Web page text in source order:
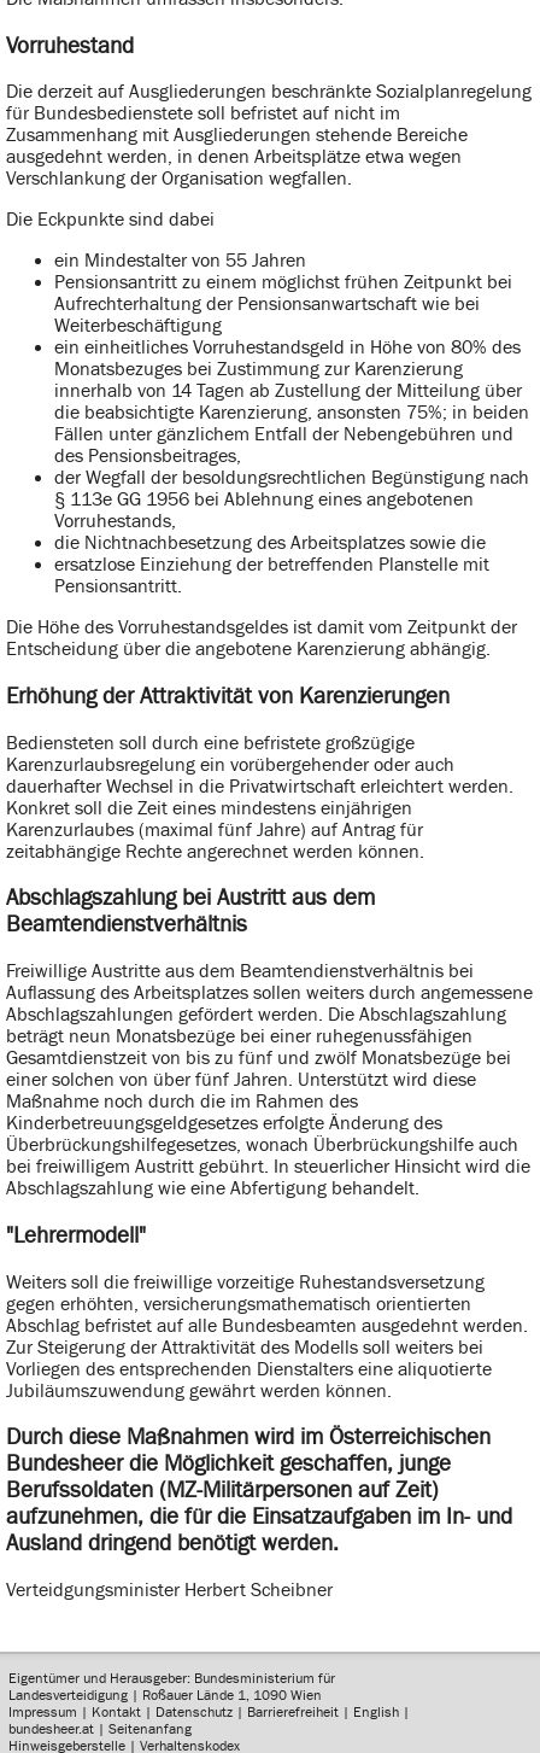
Vorruhestand
Die derzeit auf Ausgliederungen beschränkte Sozialplanregelung
für Bundesbedienstete soll befristet auf nicht im
Zusammenhang mit Ausgliederungen stehende Bereiche
ausgedehnt werden, in denen Arbeitsplätze etwa wegen
Verschlankung der Organisation wegfallen.
Die Eckpunkte sind dabei
ein Mindestalter von 55 Jahren
Pensionsantritt zu einem möglichst frühen Zeitpunkt bei
Aufrechterhaltung der Pensionsanwartschaft wie bei
Weiterbeschäftigung
ein einheitliches Vorruhestandsgeld in Höhe von 80% des
Monatsbezuges bei Zustimmung zur Karenzierung
innerhalb von 14 Tagen ab Zustellung der Mitteilung über
die beabsichtigte Karenzierung, ansonsten 75%; in beiden
Fällen unter gänzlichem Entfall der Nebengebühren und
des Pensionsbeitrages,
der Wegfall der besoldungsrechtlichen Begünstigung nach
§ 113e GG 1956 bei Ablehnung eines angebotenen
Vorruhestands,
die Nichtnachbesetzung des Arbeitsplatzes sowie die
ersatzlose Einziehung der betreffenden Planstelle mit
Pensionsantritt.
Die Höhe des Vorruhestandsgeldes ist damit vom Zeitpunkt der
Entscheidung über die angebotene Karenzierung abhängig.
Erhöhung der Attraktivität von Karenzierungen
Bediensteten soll durch eine befristete großzügige
Karenzurlaubsregelung ein vorübergehender oder auch
dauerhafter Wechsel in die Privatwirtschaft erleichtert werden.
Konkret soll die Zeit eines mindestens einjährigen
Karenzurlaubes (maximal fünf Jahre) auf Antrag für
zeitabhängige Rechte angerechnet werden können.
Abschlagszahlung bei Austritt aus dem
Beamtendienstverhältnis
Freiwillige Austritte aus dem Beamtendienstverhältnis bei
Auflassung des Arbeitsplatzes sollen weiters durch angemessene
Abschlagszahlungen gefördert werden. Die Abschlagszahlung
beträgt neun Monatsbezüge bei einer ruhegenussfähigen
Gesamtdienstzeit von bis zu fünf und zwölf Monatsbezüge bei
einer solchen von über fünf Jahren. Unterstützt wird diese
Maßnahme noch durch die im Rahmen des
Kinderbetreuungsgeldgesetzes erfolgte Änderung des
Überbrückungshilfegesetzes, wonach Überbrückungshilfe auch
bei freiwilligem Austritt gebührt. In steuerlicher Hinsicht wird die
Abschlagszahlung wie eine Abfertigung behandelt.
"Lehrermodell"
Weiters soll die freiwillige vorzeitige Ruhestandsversetzung
gegen erhöhten, versicherungsmathematisch orientierten
Abschlag befristet auf alle Bundesbeamten ausgedehnt werden.
Zur Steigerung der Attraktivität des Modells soll weiters bei
Vorliegen des entsprechenden Dienstalters eine aliquotierte
Jubiläumszuwendung gewährt werden können.
Durch diese Maßnahmen wird im Österreichischen
Bundesheer die Möglichkeit geschaffen, junge
Berufssoldaten (MZ-Militärpersonen auf Zeit)
aufzunehmen, die für die Einsatzaufgaben im In- und
Ausland dringend benötigt werden.
Verteidgungsminister Herbert Scheibner
Eigentümer und Herausgeber: Bundesministerium für
Landesverteidigung | Roßauer Lände 1, 1090 Wien
Impressum | Kontakt | Datenschutz | Barrierefreiheit | English |
bundesheer.at |Seitenanfang
Hinweisgeberstelle |Verhaltenskodex